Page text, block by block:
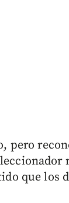
pero
que los